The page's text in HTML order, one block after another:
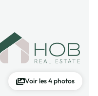
Voir les 4 photos